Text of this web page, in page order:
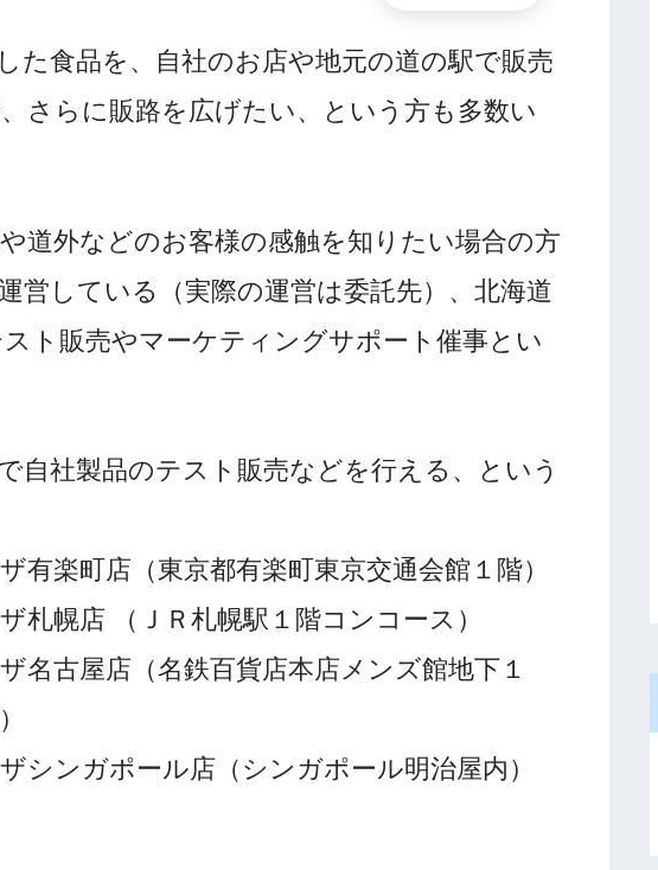
た食品を、自社のお店や地元の道の駅で販売
さらに販路を広げたい、という方も多数い
道外などのお客様の感触を知りたい場合の方
営している（実際の運営は委託先）、北海道
ト販売やマーケティングサポート催事とい
自社製品のテスト販売などを行える、という
有楽町店（東京都有楽町東京交通会館１階）
札幌店 （ＪＲ札幌駅１階コンコース）
名古屋店（名鉄百貨店本店メンズ館地下１
シンガポール店（シンガポール明治屋内）